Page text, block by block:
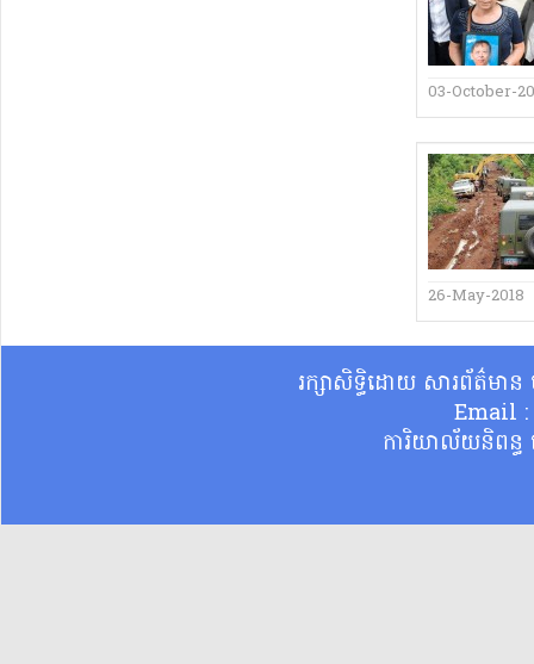
03-October-
26-May-2018
រក្សាសិទ្ធិដោយ សារព័ត៌មា
Email
ការិយាល័យនិពន្ធ